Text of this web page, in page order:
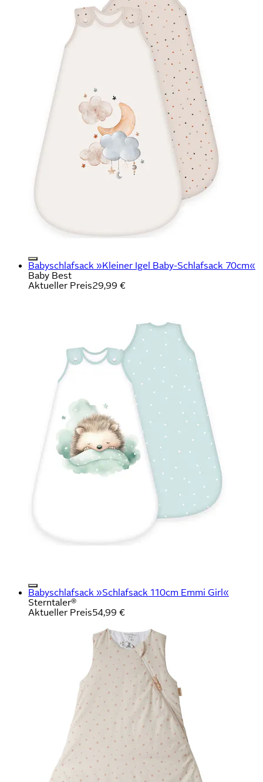
Babyschlafsack »Kleiner Igel Baby-Schlafsack 70cm«
Baby Best
Aktueller Preis29,99 €
Babyschlafsack »Schlafsack 110cm Emmi Girl«
Sterntaler®
Aktueller Preis54,99 €